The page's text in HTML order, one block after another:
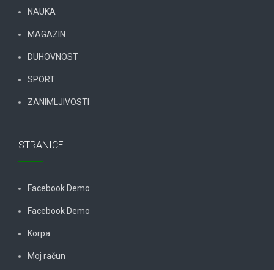
NAUKA
MAGAZIN
DUHOVNOST
SPORT
ZANIMLJIVOSTI
STRANICE
Facebook Demo
Facebook Demo
Korpa
Moj račun